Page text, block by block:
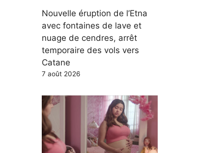
Nouvelle éruption de l’Etna
avec fontaines de lave et
nuage de cendres, arrêt
temporaire des vols vers
Catane
7 août 2026